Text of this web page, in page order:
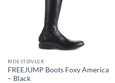
RIDESTØVLER
FREEJUMP Boots Foxy America
– Black